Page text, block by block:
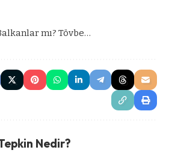
mı? Tövbe…
Nedir?